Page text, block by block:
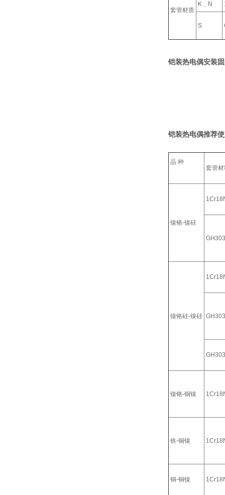
套管材质
K﹑N
S
铠装热电偶安装
铠装热电偶推荐
品 种
套管材
镍铬-镍硅
镍铬硅-镍硅
镍铬-铜镍
铁-铜镍
铜-铜镍